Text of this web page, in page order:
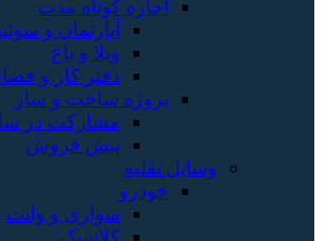
اجاره کوتاه مدت
آپارتمان و
ویلا و باغ
دفتر کار و
پروژه ساخت و ساز
مشارکت در
پیش فروش
وسایل نقلیه
خودرو
سواری و وانت